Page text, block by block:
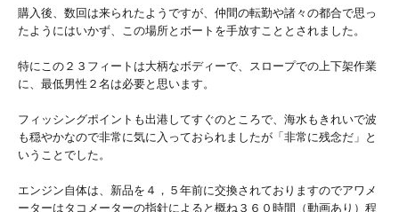
購入後、数回は来られたようですが、仲間の転勤や諸々の都合で思っ
たようにはいかず、この場所とボートを手放すこととされました。
特にこの２３フィートは大柄なボディーで、スロープでの上下架作業
に、最低男性２名は必要と思います。
フィッシングポイントも出港してすぐのところで、海水もきれいで波
も穏やかなので非常に気に入っておられましたが「非常に残念だ」と
いうことでした。
エンジン自体は、新品を４，５年前に交換されておりますのでアワメ
ーターはタコメーターの指針によると概ね３６０時間（動画あり）程